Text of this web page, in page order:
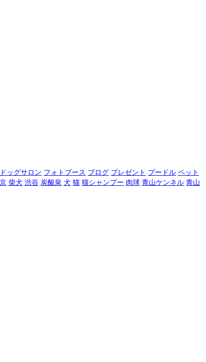
ドッグサロン フォトブース ブログ プレゼント プードル ペット
柴犬 渋谷 炭酸泉 犬 猫 猫シャンプー 肉球 青山ケンネル 青山